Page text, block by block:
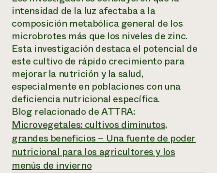
un
Llame a la
directa de
intensidad de la luz afectaba a la
composición metabólica general de los
microbrotes más que los niveles de zinc.
Esta investigación destaca el potencial de
este cultivo de rápido crecimiento para
mejorar la nutrición y la salud,
especialmente en poblaciones con una
deficiencia nutricional específica.
Blog relacionado de ATTRA:
Microvegetales: cultivos diminutos,
grandes beneficios – Una fuente de poder
nutricional para los agricultores y los
menús de invierno